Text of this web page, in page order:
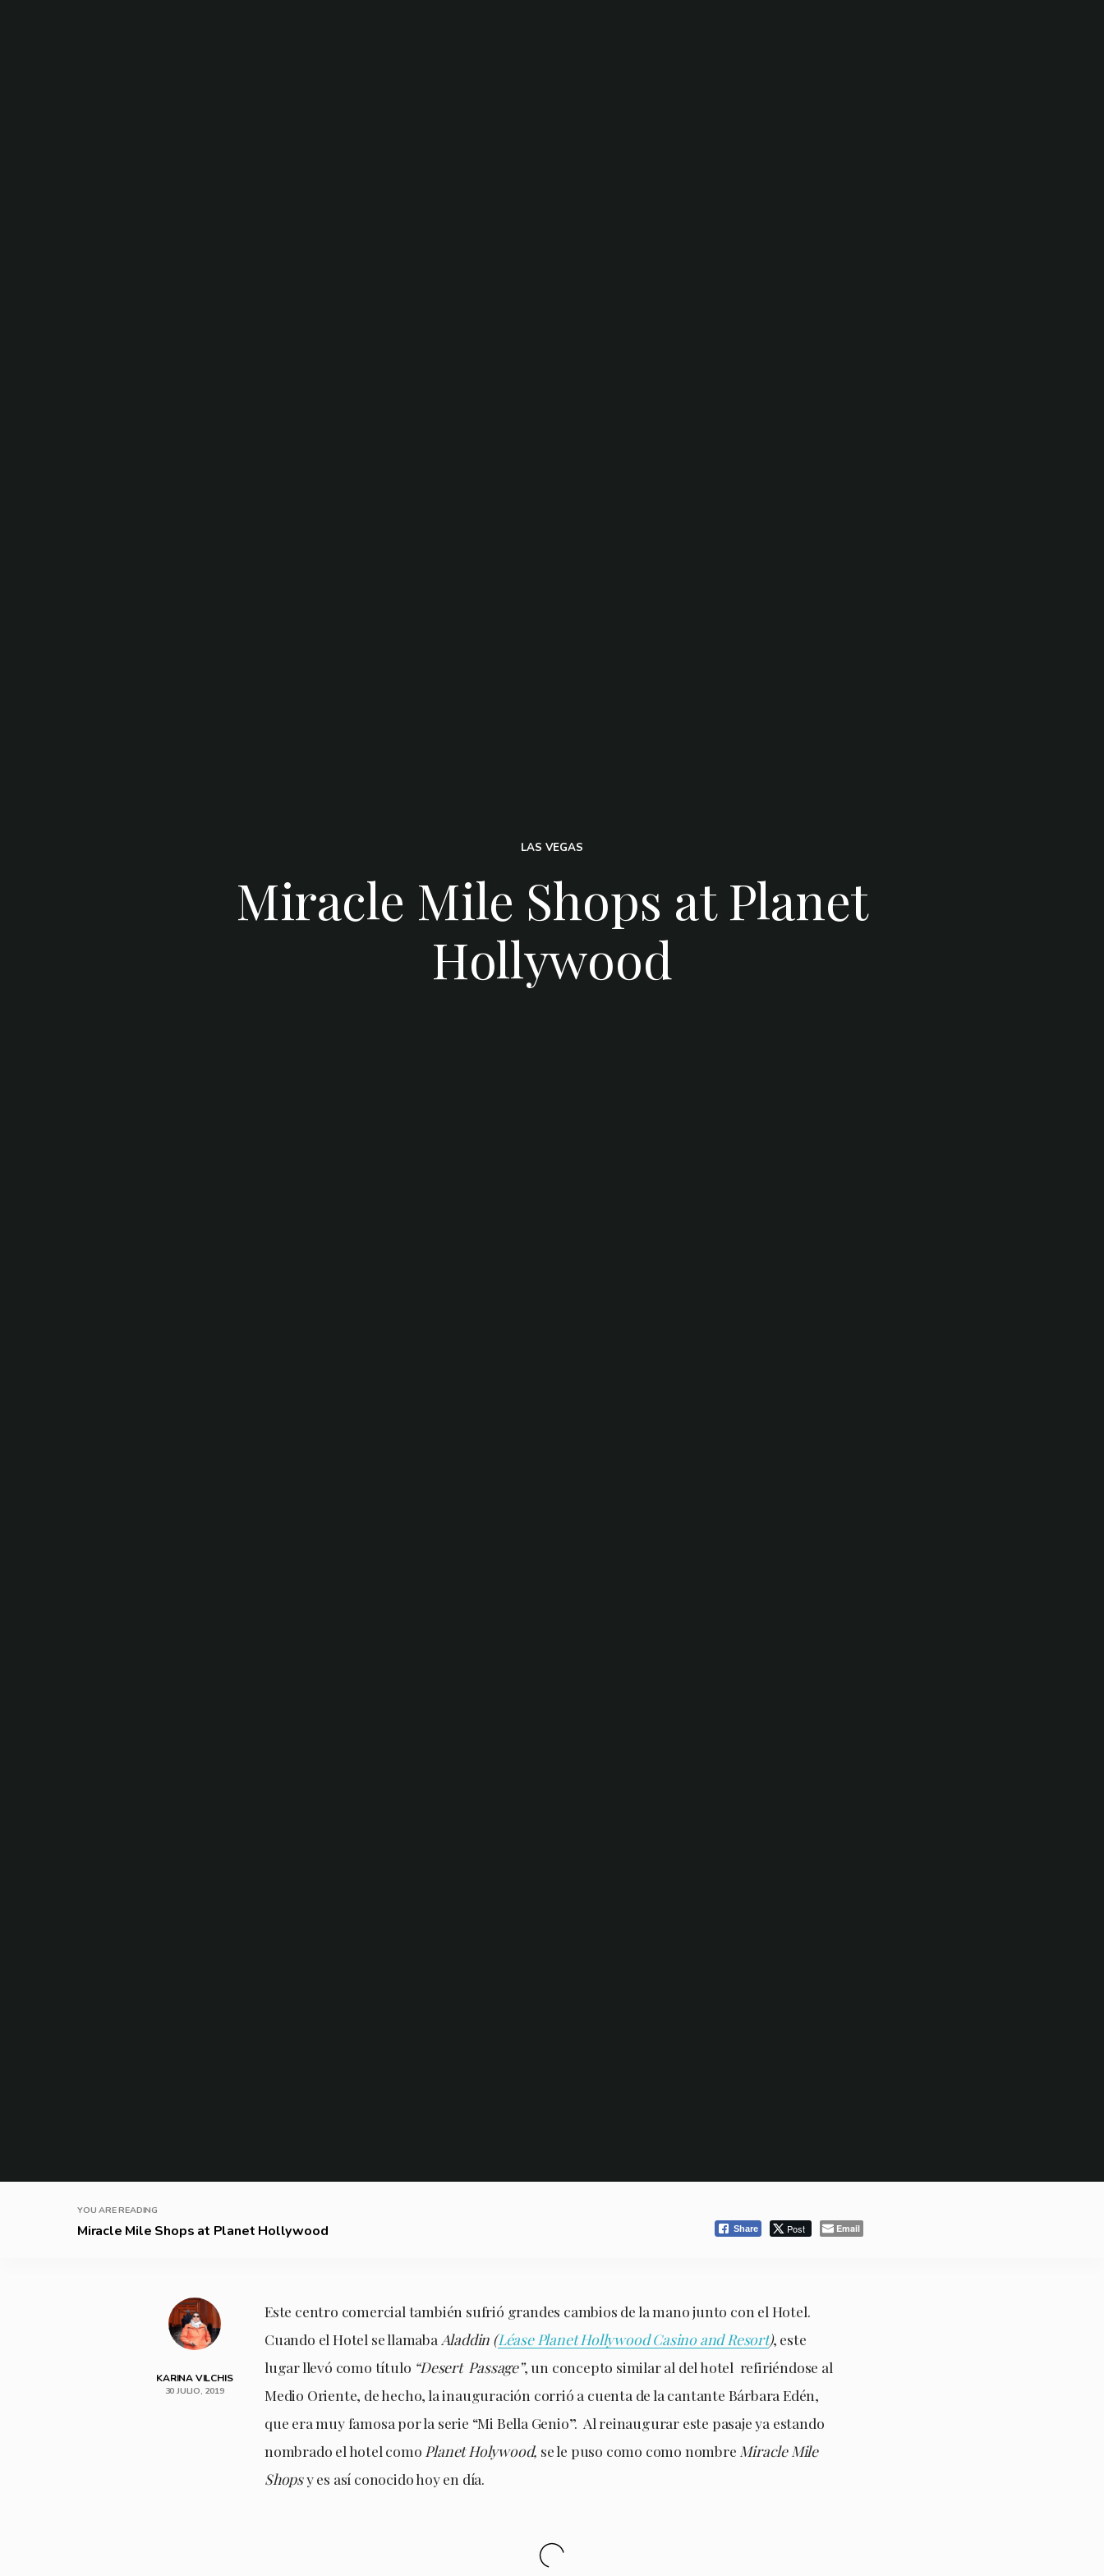
LAS VEGAS
Miracle Mile Shops at Planet
Hollywood
YOU ARE READING
Miracle Mile Shops at Planet Hollywood Share Post Email
KARINA VILCHIS
30 JULIO, 2019
Este centro comercial también sufrió grandes cambios de la mano junto con el Hotel.
Cuando el Hotel se llamaba Aladdin (Léase Planet Hollywood Casino and Resort), este
lugar llevó como título “Desert Passage”, un concepto similar al del hotel refiriéndose al
Medio Oriente, de hecho, la inauguración corrió a cuenta de la cantante Bárbara Edén,
que era muy famosa por la serie “Mi Bella Genio”. Al reinaugurar este pasaje ya estando
nombrado el hotel como Planet Holywood, se le puso como como nombre Miracle Mile
Shopsy es así conocido hoy en día.